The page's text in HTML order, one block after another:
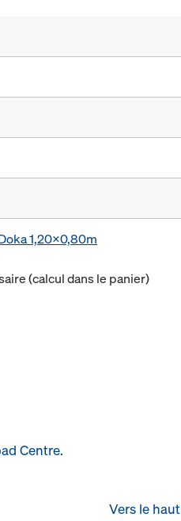
1,20x0,80m
(calcul dans le panier)
Centre.
Vers le haut